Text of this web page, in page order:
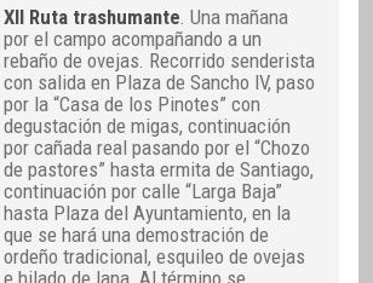
XII Ruta trashumante. Una mañana
por el campo acompañando a un
rebaño de ovejas. Recorrido senderista
con salida en Plaza de Sancho IV, paso
por la “Casa de los Pinotes” con
degustación de migas, continuación
por cañada real pasando por el “Chozo
de pastores” hasta ermita de Santiago,
continuación por calle “Larga Baja”
hasta Plaza del Ayuntamiento, en la
que se hará una demostración de
ordeño tradicional, esquileo de ovejas